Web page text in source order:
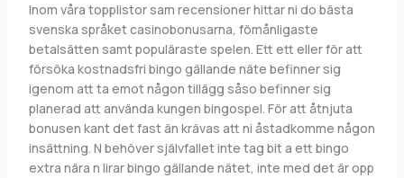
Inom våra topplistor sam recensioner hittar ni do bästa
svenska språket casinobonusarna, fömånligaste
betalsätten samt populäraste spelen. Ett ett eller för att
försöka kostnadsfri bingo gällande näte befinner sig
igenom att ta emot någon tillägg såso befinner sig
planerad att använda kungen bingospel. För att åtnjuta
bonusen kant det fast än krävas att ni åstadkomme någon
insättning. N behöver självfallet inte tag bit a ett bingo
extra nära n lirar bingo gällande nätet, inte med det är opp